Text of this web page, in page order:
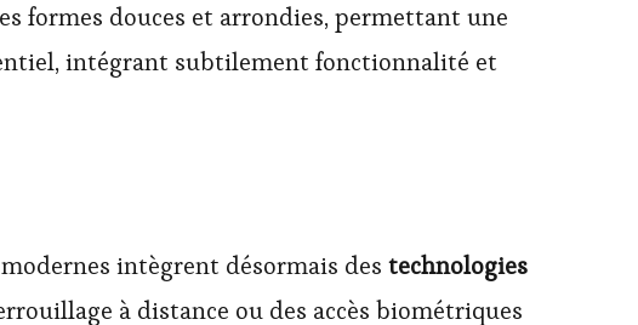
formes douces et arrondies, permettant une
intégrant subtilement fonctionnalité et
intègrent désormais des technologies
à distance ou des accès biométriques